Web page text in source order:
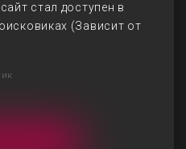
стал доступен в
(Зависит от